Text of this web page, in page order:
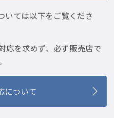
いては以下をご覧くださ
応を求めず、必ず販売店で
について